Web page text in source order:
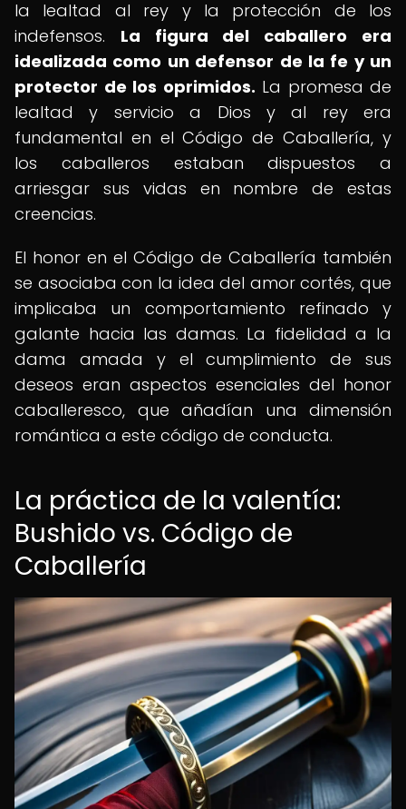
la lealtad al rey y la protección de los
indefensos. La figura del caballero era
idealizada como un defensor de la fe y un
protector de los oprimidos. La promesa de
lealtad y servicio a Dios y al rey era
fundamental en el Código de Caballería, y
los caballeros estaban dispuestos a
arriesgar sus vidas en nombre de estas
creencias.
El honor en el Código de Caballería también
se asociaba con la idea del amor cortés, que
implicaba un comportamiento refinado y
galante hacia las damas. La fidelidad a la
dama amada y el cumplimiento de sus
deseos eran aspectos esenciales del honor
caballeresco, que añadían una dimensión
romántica a este código de conducta.
La práctica de la valentía:
Bushido vs. Código de
Caballería